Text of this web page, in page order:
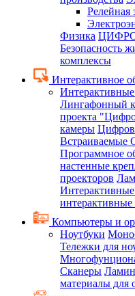
Релейная
Физика
Безопасность
комплексы
Интерактивное
Лингафонный
проекта
камеры
Встраиваемые
Программное
настенные
проекторов
интерактивные
Компьютеры и
Ноутбуки
Тележки для
Сканеры
материалы для